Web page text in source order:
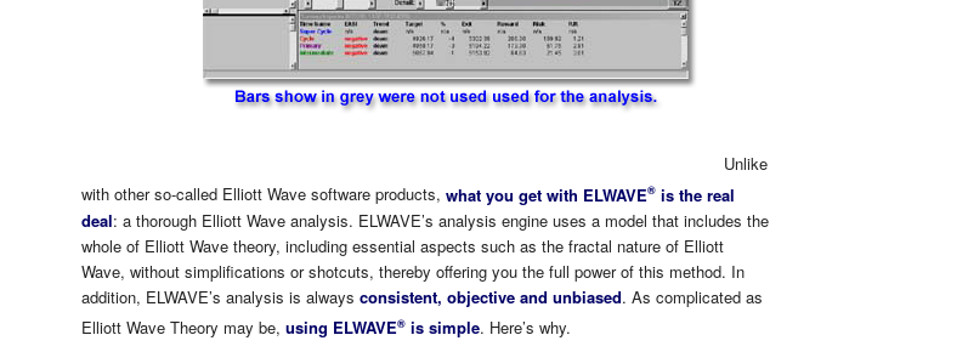
Unlike
with other so-called Elliott Wave software products, what you get with ELWAVE® is the real
deal: a thorough Elliott Wave analysis. ELWAVE’s analysis engine uses a model that includes the
whole of Elliott Wave theory, including essential aspects such as the fractal nature of Elliott
Wave, without simplifications or shotcuts, thereby offering you the full power of this method. In
addition, ELWAVE’s analysis is always consistent, objective and unbiased. As complicated as
Elliott Wave Theory may be, using ELWAVE® is simple. Here’s why.